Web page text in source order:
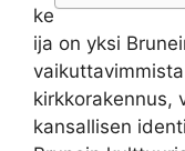
ke
ija on yksi
kirkkorakennus,
kansallisen